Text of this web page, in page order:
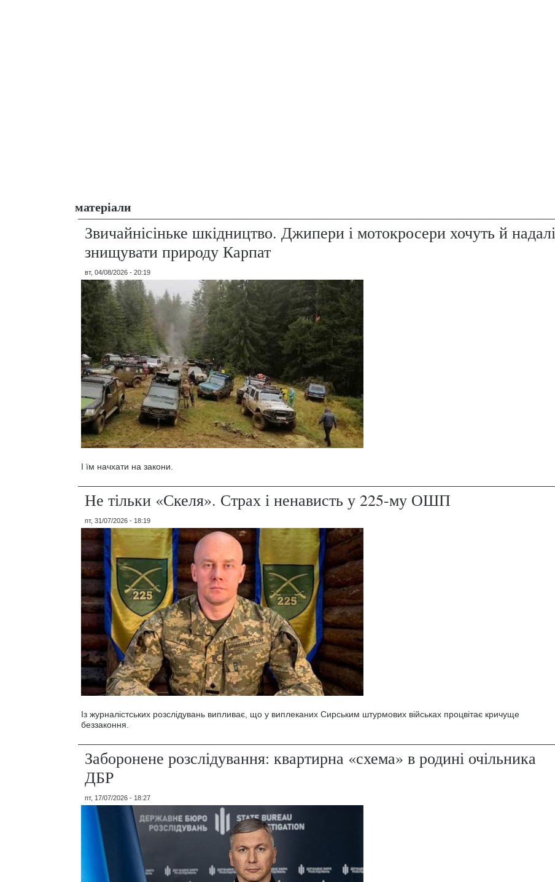
матеріали
Звичайнісіньке шкідництво. Джипери і мотокросери хочуть й надалі
знищувати природу Карпат
вт, 04/08/2026 - 20:19
І їм начхати на закони.
Не тільки «Скеля». Страх і ненависть у 225-му ОШП
пт, 31/07/2026 - 18:19
Із журналістських розслідувань випливає, що у виплеканих Сирським штурмових військах процвітає кричуще
беззаконня.
Заборонене розслідування: квартирна «схема» в родині очільника
ДБР
пт, 17/07/2026 - 18:27